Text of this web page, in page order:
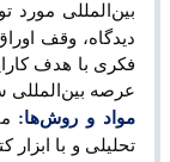
بین المللی مورد
دیدگاه، وقف
فکری با هدف
عرصه بین
مواد و روشها:
تحلیلی و با ابزار